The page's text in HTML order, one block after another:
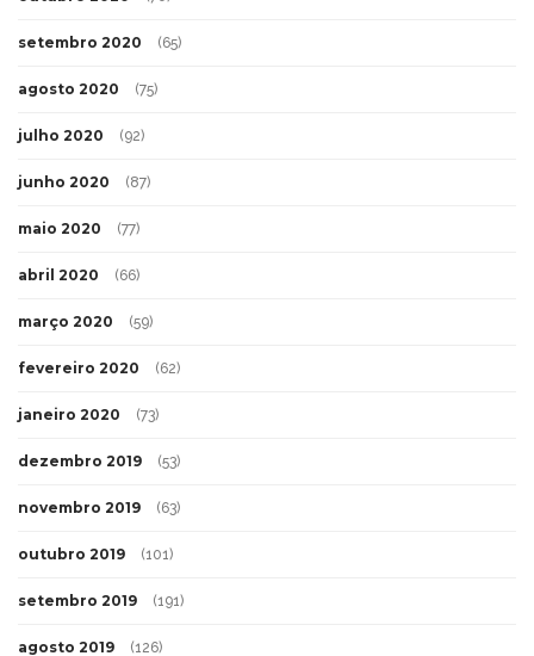
setembro 2020 (65)
agosto 2020 (75)
julho 2020 (92)
junho 2020 (87)
maio 2020 (77)
abril 2020 (66)
março 2020 (59)
fevereiro 2020 (62)
janeiro 2020 (73)
dezembro 2019 (53)
novembro 2019 (63)
outubro 2019 (101)
setembro 2019 (191)
agosto 2019 (126)